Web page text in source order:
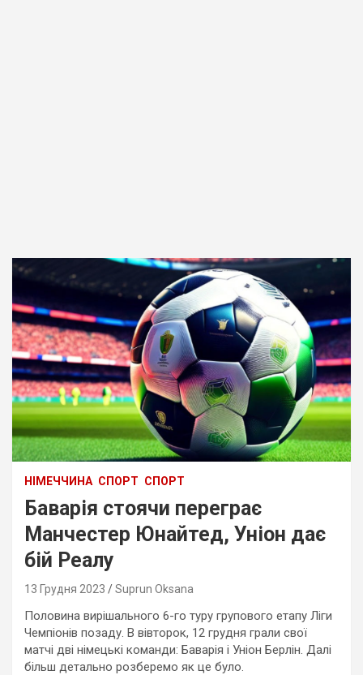
НІМЕЧЧИНА СПОРТ СПОРТ
Баварія стоячи переграє
Манчестер Юнайтед, Уніон дає
бій Реалу
13 Грудня 2023 Suprun Oksana
Половина вирішального 6-го туру групового етапу Ліги
Чемпіонів позаду. В вівторок, 12 грудня грали свої
матчі дві німецькі команди: Баварія і Уніон Берлін. Далі
більш детально розберемо як це було.